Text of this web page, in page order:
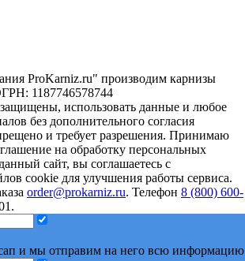
ProKarniz.ru" производим карнизы
1187746578744
использовать данные и любое
без дополнительного согласия
и требует разрешения. Принимаю
на обработку персональных
сайт, вы соглашаетесь с
cookie для улучшения работы сервиса.
order@prokarniz.ru. Телефон 8 (800) 600-
и мы отправим на него всю информацию